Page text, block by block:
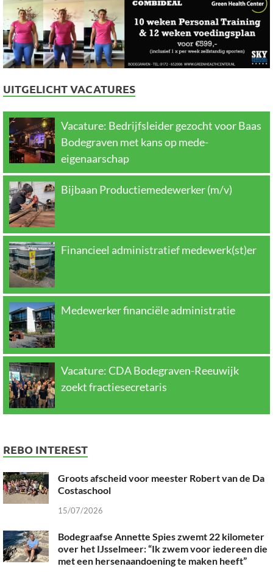
UITGELICHT VACATURES
Vacature: Bedrijfsleider gezocht voor Baas
Bodegraven met kans op mede-
eigenaarschap
Bijbaan Productiemedewerker (m/v)
Financieel administratief medewerk(st)er
Medewerker financiële administratie
Vacature: CDA Bodegraven-Reeuwijk
zoekt fractiesecretaris
REBO INTEREST
Groots afscheid voor meester Robert van de Da
Costaschool
15/07/2026
Bodegraafse Annette Spies zwemt 22 kilometer
over het IJsselmeer: “Ik zwem voor iedereen die
met een hersenaandoening te maken heeft”